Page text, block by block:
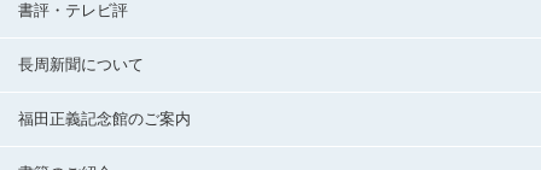
書評・テレビ評
長周新聞について
福田正義記念館のご案内